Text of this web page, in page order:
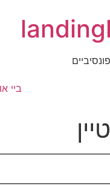
ביי